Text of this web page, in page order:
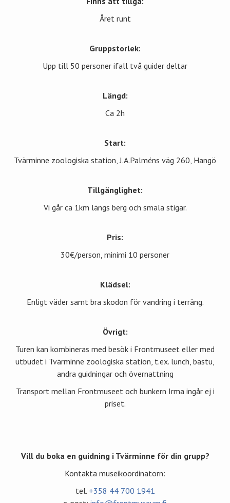
Året runt
Gruppstorlek:
Upp till 50 personer ifall två guider deltar
Längd:
Ca 2h
Start:
Tvärminne zoologiska station, J.A.Palméns väg 260, Hangö
Tillgänglighet:
Vi går ca 1km längs berg och smala stigar.
Pris:
30€/person, minimi 10 personer
Klädsel:
Enligt väder samt bra skodon för vandring i terräng.
Övrigt:
Turen kan kombineras med besök i Frontmuseet eller med
utbudet i Tvärminne zoologiska station, t.ex. lunch, bastu,
andra guidningar och övernattning
Transport mellan Frontmuseet och bunkern Irma ingår ej i
priset.
Vill du boka en guidning i Tvärminne för din grupp?
Kontakta museikoordinatorn:
tel. +358 44 700 1941